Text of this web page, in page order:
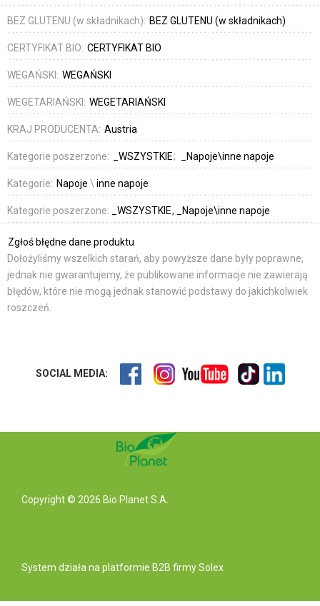
BEZ GLUTENU (w składnikach): BEZ GLUTENU (w składnikach)
CERTYFIKAT BIO: CERTYFIKAT BIO
WEGAŃSKI: WEGAŃSKI
WEGETARIAŃSKI: WEGETARIAŃSKI
KRAJ PRODUCENTA: Austria
Kategorie poszerzone: _WSZYSTKIE _Napoje\inne napoje
Kategorie: Napoje \ inne napoje
Kategorie poszerzone: _WSZYSTKIE _Napoje\inne napoje
Zgłoś błędne dane produktu
Dołożyliśmy wszelkich starań, aby powyższe dane były poprawne,
jednak nie gwarantujemy, że publikowane informacje nie zawierają
błędów, które nie mogą jednak stanowić podstawy do jakichkolwiek
roszczeń.
SOCIAL MEDIA:
Copyright © 2026 Bio Planet S.A.
System działa na platformie B2B firmy Solex